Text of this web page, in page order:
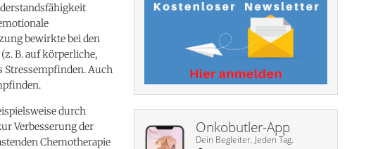
bewirkte bei den
B. auf körperliche,
Stressempfinden. Auch
durch
Verbesserung der
Chemotherapie
Onkobutler-App
Dein Begleiter. Jeden Tag.